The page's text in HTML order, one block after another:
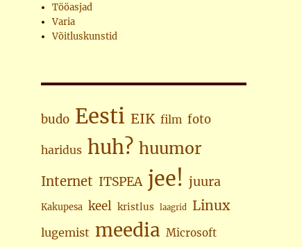
Tööasjad
Varia
Võitluskunstid
budo Eesti EIK film foto
haridus huh? huumor
Internet ITSPEA jee! juura
Kakupesa keel kristlus laagrid Linux
lugemist meedia Microsoft